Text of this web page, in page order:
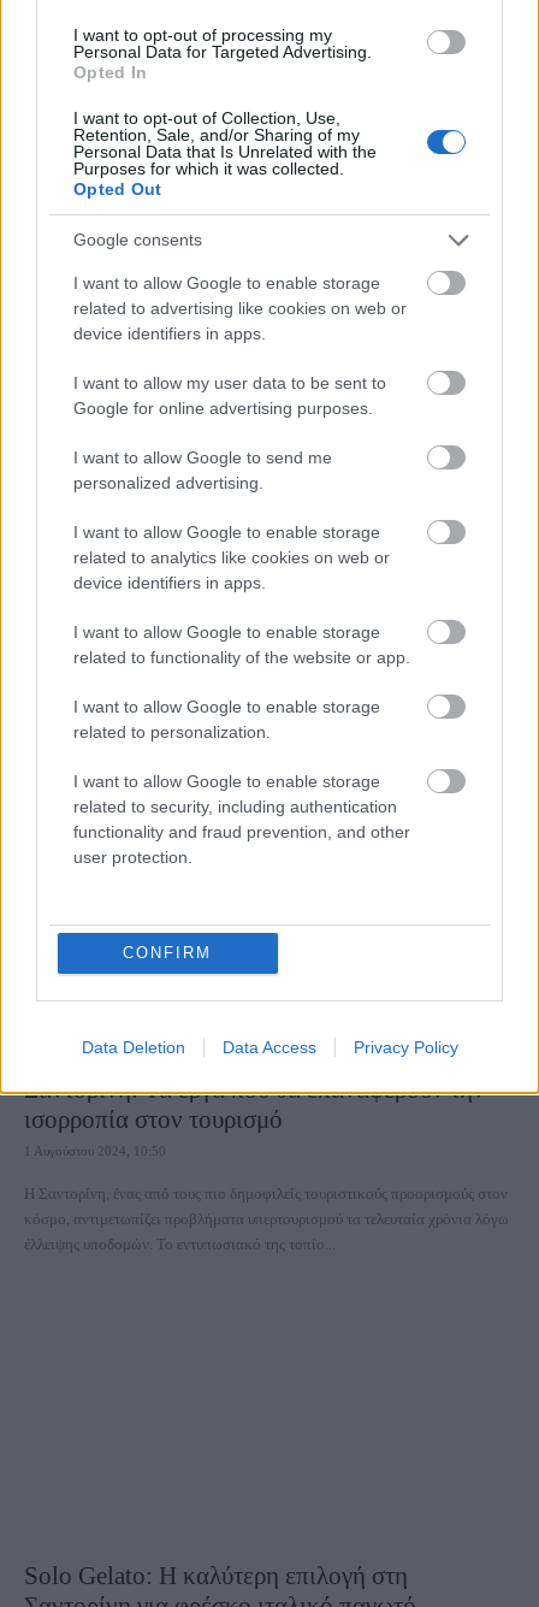
I want to opt-out of processing my
Personal Data for Targeted Advertising.
Opted In
I want to opt-out of Collection, Use,
Retention, Sale, and/or Sharing of my
Personal Data that Is Unrelated with the
Purposes for which it was collected.
Opted Out
Google consents
I want to allow Google to enable storage
related to advertising like cookies on web or
device identifiers in apps.
I want to allow my user data to be sent to
Google for online advertising purposes.
I want to allow Google to send me
personalized advertising.
I want to allow Google to enable storage
related to analytics like cookies on web or
device identifiers in apps.
I want to allow Google to enable storage
related to functionality of the website or app.
I want to allow Google to enable storage
related to personalization.
I want to allow Google to enable storage
related to security, including authentication
functionality and fraud prevention, and other
user protection.
CONFIRM
Data Deletion Data Access Privacy Policy
Apanemo Hotel & Suites: Ένα πολυτελές resort
για premium διαμονή με θέα το απέραντο
γαλάζιο
Η άνετη και ξεκούραστη διαμονή αποτελεί το κλειδί για να απολαύσουμε στο
Σαντορίνη: Τα έργα που θα επαναφέρουν την
ισορροπία στον τουρισμό
1 Αυγούστου 2024, 10:50
Η Σαντορίνη, ένας από τους πιο δημοφιλείς τουριστικούς προορισμούς στον
κόσμο, αντιμετωπίζει προβλήματα υπερτουρισμού τα τελευταία χρόνια λόγω
έλλειψης υποδομών. Το εντυπωσιακό της τοπίο...
Solo Gelato: Η καλύτερη επιλογή στη